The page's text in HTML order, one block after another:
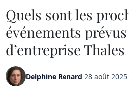
Quels sont les
événements
d’entreprise Thales
Delphine Renard 28 août 2025